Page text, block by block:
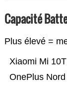
Capacité
Plus élevé =
OnePlus
Xiaomi Mi